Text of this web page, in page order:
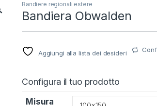
Bandiere regionali estere
Bandiera Obwalden
Aggiungi alla lista dei desideri
Configura il tuo prodotto
Misura